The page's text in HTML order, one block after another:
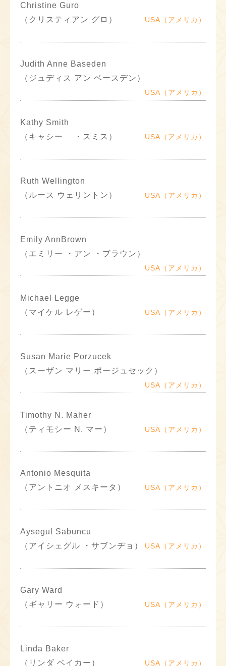
Christine Guro
（クリスティアン グロ）
USA（アメリカ）
Judith Anne Baseden
（ジュディス アン ベースデン）
USA（アメリカ）
Kathy Smith
（キャシー ・スミス）
USA（アメリカ）
Ruth Wellington
（ルース ウェリントン）
USA（アメリカ）
Emily AnnBrown
（エミリー ・アン ・ブラウン）
USA（アメリカ）
Michael Legge
（マイケル レゲー）
USA（アメリカ）
Susan Marie Porzucek
（スーザン マリー ポージュセック）
USA（アメリカ）
Timothy N. Maher
（ティモシー N. マー）
USA（アメリカ）
Antonio Mesquita
（アントニオ メスキータ）
USA（アメリカ）
Aysegul Sabuncu
（アイシェグル ・サブンヂョ）
USA（アメリカ）
Gary Ward
（ギャリー ウォード）
USA（アメリカ）
Linda Baker
（リンダ ベイカー）
USA（アメリカ）